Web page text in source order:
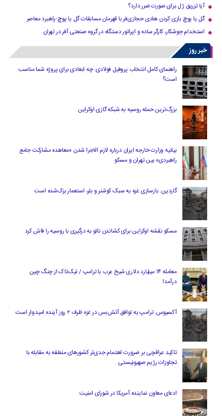
آیا تزریق ژل برای صورت ضرر دارد​؟
گل یا پوچ بازی کردن هادی حجازی‌فر با قهرمان مسابقات گل یا پوچ-راهبرد معاصر
استخدام جوشکار، کارگر ساده و اپراتور دستگاه در گروه صنعتی آفر در تهران
خبر روز
راهنمای کامل انتخاب پروفیل فولادی: چه ابعادی برای پروژه شما مناسب
است؟
بزرگ‌ترین حمله روسیه به شبکه گازی اوکراین
بیانیه وزارت خارجه ایران درباره لازم‌ الاجرا شدن «معاهده مشارکت جامع
راهبردی» بین تهران و مسکو
گاردین: بازسازی غزه به سبک کوشنر و بلر، استعمار بزک‌شده است
مسکو نقشه اوکراین برای کشاندن ناتو به درگیری با روسیه را فاش کرد
معامله ۱۴ میلیارد دلاری شیخ عرب با ترامپ / تیک‌تاک از چنگ چین
درآمد!
آکسیوس: ترامپ به توافق آتش‌بس در غزه ظرف ۲ روز آینده امیدوار است
تاکید عراقچی بر ضرورت اهتمام جدی‌تر کشورهای منطقه به مقابله با
تجاوزات رژیم صهیونیستی
ادعای معاون نماینده آمریکا در شورای امنیت